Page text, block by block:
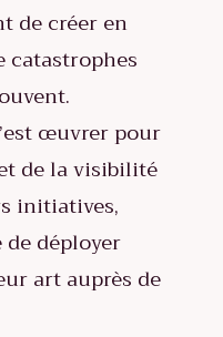
de créer en
catastrophes
œuvrer pour
de la visibilité
initiatives,
déployer
art auprès de